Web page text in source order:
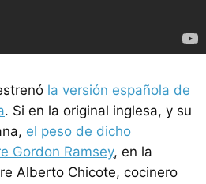
la versión española de
. Si en la original inglesa, y su
el peso de dicho
Gordon Ramsey, en la
Alberto Chicote, cocinero